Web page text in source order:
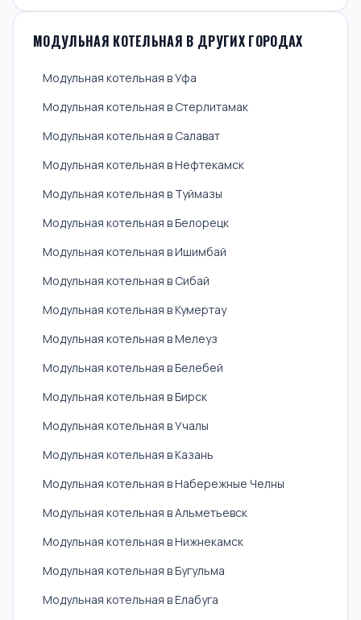
МОДУЛЬНАЯ КОТЕЛЬНАЯ В ДРУГИХ ГОРОДАХ
Модульная котельная в Уфа
Модульная котельная в Стерлитамак
Модульная котельная в Салават
Модульная котельная в Нефтекамск
Модульная котельная в Туймазы
Модульная котельная в Белорецк
Модульная котельная в Ишимбай
Модульная котельная в Сибай
Модульная котельная в Кумертау
Модульная котельная в Мелеуз
Модульная котельная в Белебей
Модульная котельная в Бирск
Модульная котельная в Учалы
Модульная котельная в Казань
Модульная котельная в Набережные Челны
Модульная котельная в Альметьевск
Модульная котельная в Нижнекамск
Модульная котельная в Бугульма
Модульная котельная в Елабуга